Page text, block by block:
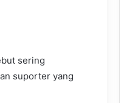
sering
suporter yang